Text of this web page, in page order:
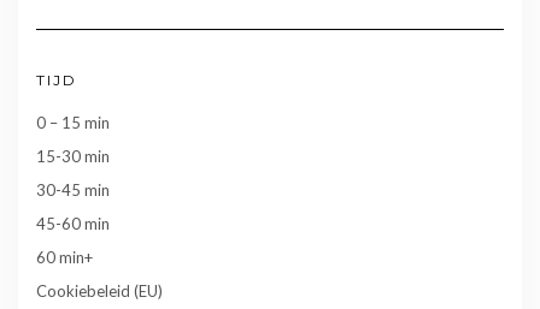
TIJD
0 – 15 min
15-30 min
30-45 min
45-60 min
60 min+
Cookiebeleid (EU)